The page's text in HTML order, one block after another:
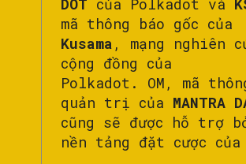
DOT của Polkadot và
mã thông báo gốc của
Kusama , mạng nghiên
cộng đồng của
Polkadot. OM, mã
quản trị của MANTRA
cũng sẽ được hỗ trợ
nền tảng đặt cược của